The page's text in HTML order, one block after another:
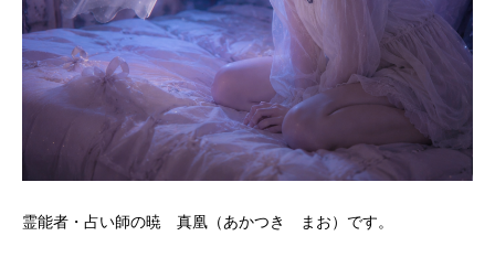
霊能者・占い師の暁 真凰（あかつき まお）です。